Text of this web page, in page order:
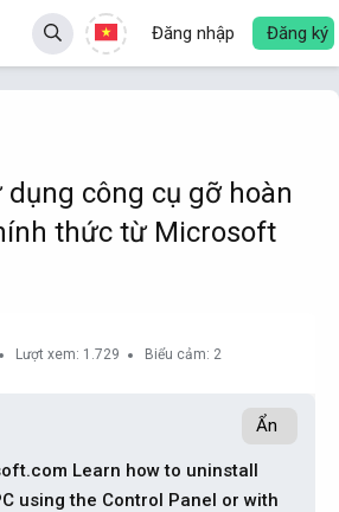
Đăng nhập Đăng ký
dụng công cụ gỡ hoàn
thức từ Microsoft
Lượt xem: 1.729 Biểu cảm: 2
Ẩn
Learn how to uninstall
using the Control Panel or with